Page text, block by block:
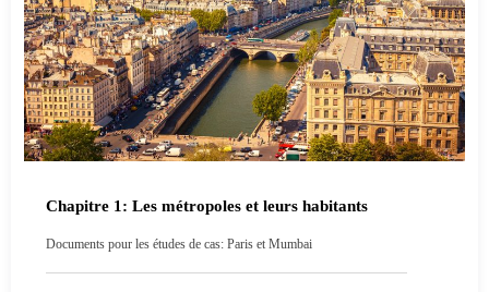
Chapitre 1: Les métropoles et leurs habitants
Documents pour les études de cas: Paris et Mumbai